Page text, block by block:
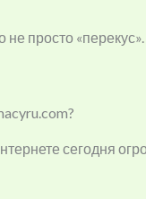
не просто
сегодня